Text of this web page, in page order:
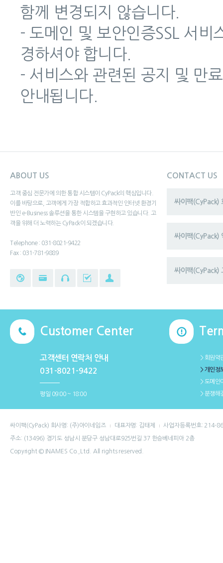
함께 변경되지 않습니다.
- 도메인 및 보안인증SSL 서
경하셔야 합니다.
- 서비스와 관련된 공지 및 만
안내됩니다.
ABOUT US
고객 중심 전문가에 의한 통합 시스템이 CyPack의 핵심입니다.
이를 바탕으로, 고객에게 가장 적합하고 효과적인 인터넷 환경기
반인 e-Business 솔루션을 통한 시스템을 구현하고 있습니다. 고
객을 위해 더 노력하는 CyPack이 되겠습니다.
Telephone : 031-8021-9422
Fax : 031-781-9889
CONTACT US
싸이팩(CyPack)
싸이팩(CyPack)
싸이팩(CyPack)
Customer Center
고객센터 연락처 안내
031-8021-9422
평일 09:00 ~ 18:00
＞회원약
＞개인정
＞도메인
＞분쟁해
싸이팩(CyPack) 회사명: (주)아이네임즈 대표자명: 김태제 사업자등록번호: 214-
주소: (13496) 경기도 성남시 분당구 성남대로925번길 37 한승베네피아 2층
Copyright © INAMES Co.,Ltd. All rights reserved.